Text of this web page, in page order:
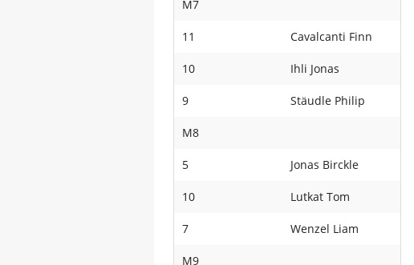
M7
11 Cavalcanti Finn
10 Ihli Jonas
9 Stäudle Philip
M8
5 Jonas Birckle
10 Lutkat Tom
7 Wenzel Liam
M9